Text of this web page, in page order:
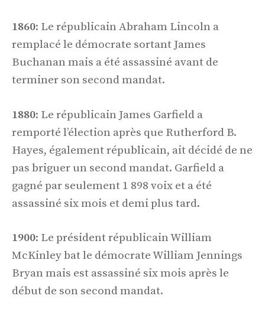
1860: Le républicain Abraham Lincoln a
remplacé le démocrate sortant James
Buchanan mais a été assassiné avant de
terminer son second mandat.
1880: Le républicain James Garfield a
remporté l’élection après que Rutherford B.
Hayes, également républicain, ait décidé de ne
pas briguer un second mandat. Garfield a
gagné par seulement 1 898 voix et a été
assassiné six mois et demi plus tard.
1900: Le président républicain William
McKinley bat le démocrate William Jennings
Bryan mais est assassiné six mois après le
début de son second mandat.